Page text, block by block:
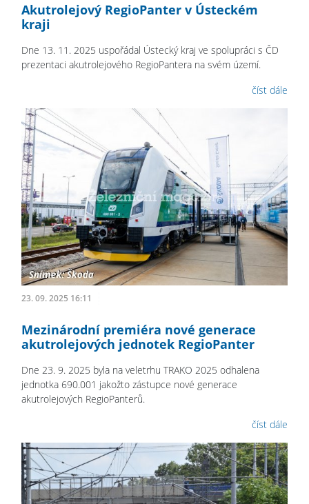
Akutrolejový RegioPanter v Ústeckém
kraji
Dne 13. 11. 2025 uspořádal Ústecký kraj ve spolupráci s ČD
prezentaci akutrolejového RegioPantera na svém území.
číst dále
23. 09. 2025 16:11
Mezinárodní premiéra nové generace
akutrolejových jednotek RegioPanter
Dne 23. 9. 2025 byla na veletrhu TRAKO 2025 odhalena
jednotka 690.001 jakožto zástupce nové generace
akutrolejových RegioPanterů.
číst dále